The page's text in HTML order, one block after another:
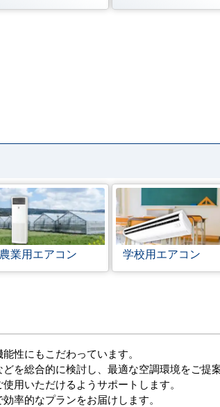
農業用エアコン 学校用エアコン
性にもこだわっています。
を総合的に検討し、最適な空調環境をご提案
用いただけるようサポートします。
率的なプランをお届けします。